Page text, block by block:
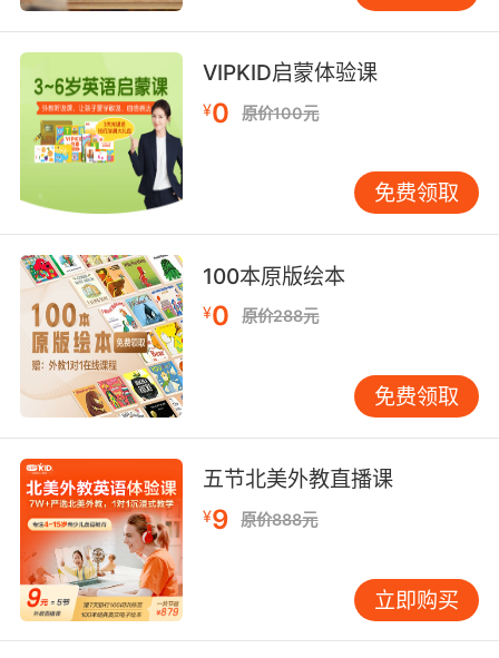
这一辑精选国画大师杨永青先生的作品，古老
的儿童智慧故事、质朴的真情、气韵生动的国
画，优雅的中国风中洋溢着浓浓的童趣，杨老在
丹青水墨间描绘出一个美丽睿智大气的传统中
国。
☆和孩子一起，欣赏杨老的画，享受国画艺术的
盛宴
杨老的画真正称得上是气韵生动、形神兼备的大
家作品！他笔下的各个人物都会用身体说话，那
灵动的眼神、生动的表情、逼真的神态、传神的
动作，组成了丰富生动的身体语言，向读者讲述
着他们性格、情感以及内心的微妙活动。
☆和孩子一起，跟随杨老的画，步入传统文化的
“博物馆”
杨老的画，采用的是国画中的写实手法，考究的
工笔风格，严谨、工整、细腻、精致。无论是故
事发生的朝代背景，还是人物的身份地位，在画
前都经过周密考虑、认真查证，准备充分之后方
才落笔。画中的服装配饰、发式冠带、床榻几
VIPKID启蒙体验课
¥0 原价100元
免费领取
100本原版绘本
¥0 原价288元
免费领取
五节北美外教直播课
¥9 原价888元
立即购买